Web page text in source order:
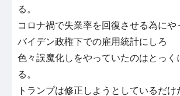
る。
コロナ禍で失業率を回復させる為にや
バイデン政権下での雇用統計にしろ
色々誤魔化しをやっていたのはとっく
る。
トランプは修正しようとしているだけ